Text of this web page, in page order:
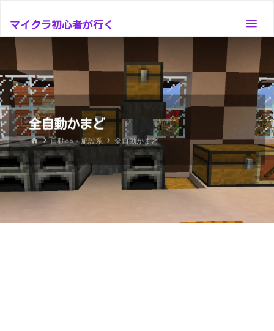
テ
ツ
へ
ス
キ
ッ
プ
マイクラ初心者が行く
全自動かまど
ホ
ー
ム
自動○○・施設系 全自動かまど